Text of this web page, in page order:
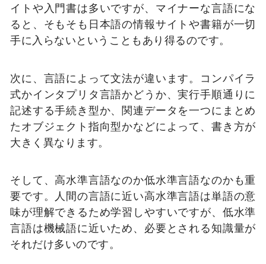
イトや入門書は多いですが、マイナーな言語にな
ると、そもそも日本語の情報サイトや書籍が一切
手に入らないということもあり得るのです。
次に、言語によって文法が違います。コンパイラ
式かインタプリタ言語かどうか、実行手順通りに
記述する手続き型か、関連データを一つにまとめ
たオブジェクト指向型かなどによって、書き方が
大きく異なります。
そして、高水準言語なのか低水準言語なのかも重
要です。人間の言語に近い高水準言語は単語の意
味が理解できるため学習しやすいですが、低水準
言語は機械語に近いため、必要とされる知識量が
それだけ多いのです。